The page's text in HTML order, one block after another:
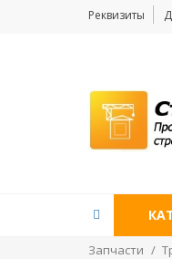
Реквизиты
Запчасти /